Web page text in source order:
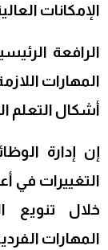
الإمكانات
الرافعة
المهارات
أشكال التعلم
إن إدارة
التغييرات في
خلال تنويع
المهارات